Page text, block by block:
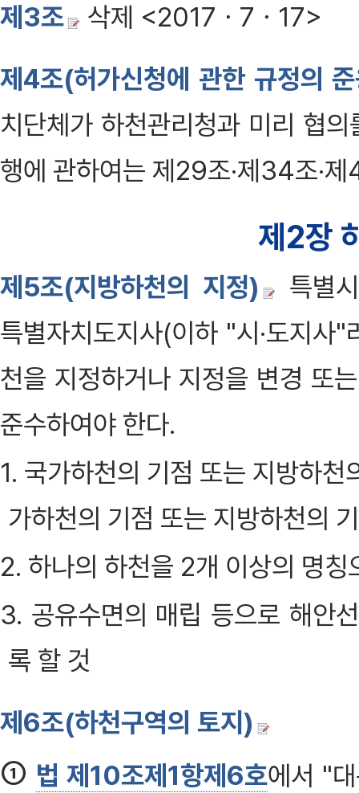
제3조
삭제 <2017ㆍ7ㆍ17>
제4조(허가신청에 관한 규정의
치단체가 하천관리청과 미리 협
행에 관하여는 제29조·제34조·
제2장
제5조(지방하천의 지정)
특별
특별자치도지사(이하 "시·도지사
천을 지정하거나 지정을 변경 또
준수하여야 한다.
1. 국가하천의 기점 또는 지방하
가하천의 기점 또는 지방하천의
2. 하나의 하천을 2개 이상의 명칭
3. 공유수면의 매립 등으로 해안
록 할 것
제6조(하천구역의 토지)
① 법 제10조제1항제6호에서 "